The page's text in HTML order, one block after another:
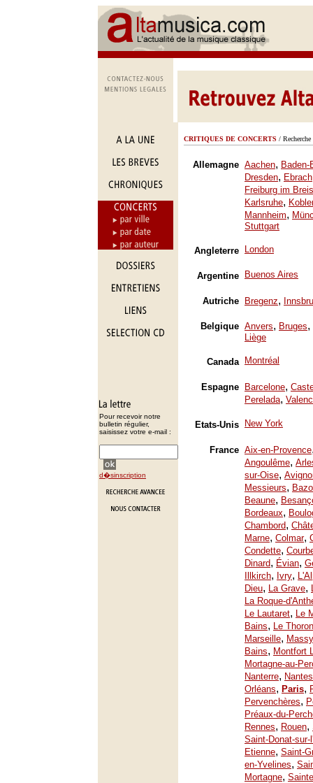
Pour recevoir notre
bulletin régulier,
saisissez votre e-mail :
d�sinscription
CRITIQUES DE CONCERTS /
Allemagne Aachen, Baden-
Dresden, Ebrach
Freiburg im
Karlsruhe,
Mannheim,
Stuttgart
Angleterre London
Argentine Buenos Aires
Autriche Bregenz,
Belgique Anvers, Bruges,
Liège
Canada Montréal
Espagne Barcelone,
Perelada,
Etats-Unis New York
France Aix-en-Provence
Angoulême,
sur-Oise,
Messieurs,
Beaune,
Bordeaux,
Chambord,
Marne, Colmar,
Condette,
Dinard, Évian,
Illkirch, Ivry,
Dieu, La Grave,
La Roque-
Le Lautaret, Le
Bains, Le
Marseille, Massy
Bains, Montfort
Mortagne-au-
Nanterre, Nantes
Orléans, Paris,
Pervenchères,
Préaux-du-
Rennes, Rouen,
Saint-Donat-sur-
Etienne, Saint-
en-Yvelines,
Mortagne,